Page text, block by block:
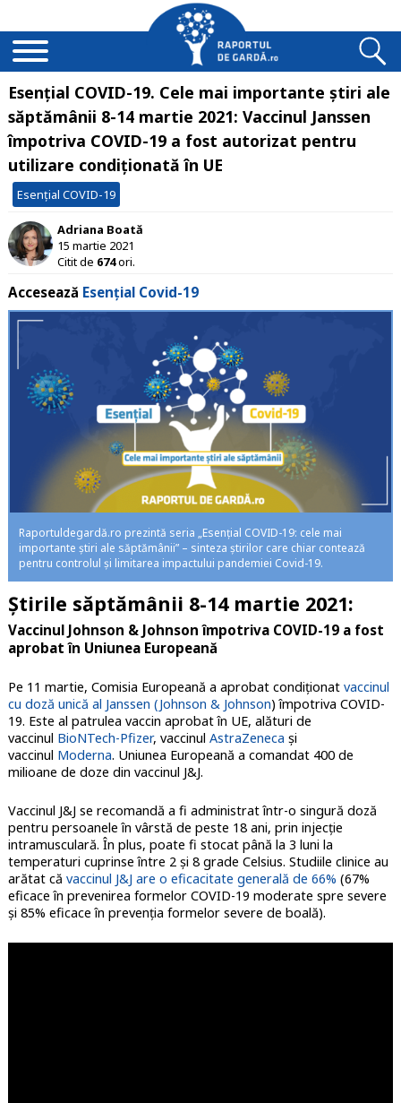
Esențial COVID-19. Cele mai importante știri ale
săptămânii 8-14 martie 2021: Vaccinul Janssen
împotriva COVID-19 a fost autorizat pentru
utilizare condiționată în UE
Esențial COVID-19
Adriana Boată
15 martie 2021
Citit de 674ori.
Accesează Esențial Covid-19
Raportuldegardă.ro prezintă seria „Esențial COVID-19: cele mai
importante știri ale săptămânii” – sinteza știrilor care chiar contează
pentru controlul și limitarea impactului pandemiei Covid-19.
Știrile săptămânii 8-14 martie 2021:
Vaccinul Johnson & Johnson împotriva COVID-19 a fost
aprobat în Uniunea Europeană
Pe 11 martie, Comisia Europeană a aprobat condiționat vaccinul
cu doză unică al Janssen (Johnson & Johnson) împotriva COVID-
19. Este al patrulea vaccin aprobat în UE, alături de
vaccinul BioNTech-Pfizer, vaccinul AstraZeneca și
vaccinul Moderna. Uniunea Europeană a comandat 400 de
milioane de doze din vaccinul J&J.
Vaccinul J&J se recomandă a fi administrat într-o singură doză
pentru persoanele în vârstă de peste 18 ani, prin injecție
intramusculară. În plus, poate fi stocat până la 3 luni la
temperaturi cuprinse între 2 și 8 grade Celsius. Studiile clinice au
arătat că vaccinul J&J are o eficacitate generală de 66% (67%
eficace în prevenirea formelor COVID-19 moderate spre severe
și 85% eficace în prevenția formelor severe de boală).